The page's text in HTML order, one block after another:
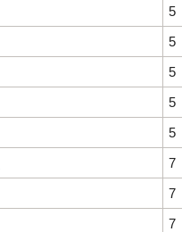
5
5
5
5
5
7
7
7